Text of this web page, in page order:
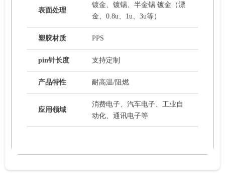
表面处理
镀金、镀锡、半金锡 镀金（漂
金、0.8u、1u、3u等）
塑胶材质 PPS
pin针长度 支持定制
产品特性 耐高温/阻燃
应用领域
消费电子、汽车电子、工业自
动化、通讯电子等